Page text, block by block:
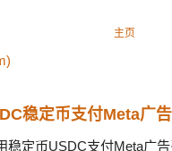
主页
稳定币支付Meta广
稳定币USDC支付Meta广